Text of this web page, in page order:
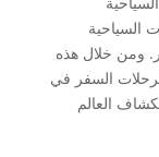
السياحية
ومن خلال هذه
السفر في
العالم